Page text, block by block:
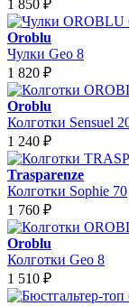
1 850 ₽
Oroblu
Чулки Geo 8
1 820 ₽
Oroblu
Колготки Sensuel
1 240 ₽
Trasparenze
Колготки Sophie 70
1 760 ₽
Oroblu
Колготки Geo 8
1 510 ₽